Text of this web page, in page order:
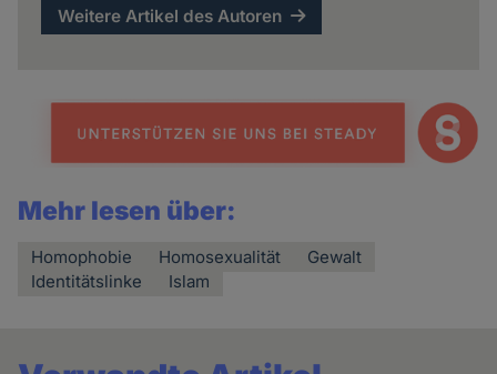
Weitere Artikel des Autoren
Mehr lesen über:
Homophobie Homosexualität
Gewalt
Identitätslinke
Islam